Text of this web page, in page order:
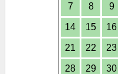
7 8 9
14 15 16
21 22 23
28 29 30